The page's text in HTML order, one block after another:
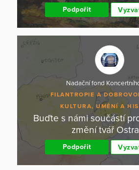
Podpořit
Nadační fond
FILANTROPIE A
KULTURA, UMĚNÍ A
Buďte s námi součástí
změní tvář
Podpořit